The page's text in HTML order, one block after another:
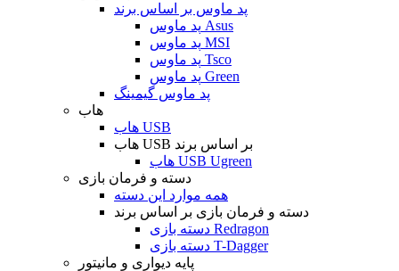
پد ماوس بر اساس برند
پد ماوس Asus
پد ماوس MSI
پد ماوس Tsco
پد ماوس Green
پد ماوس گیمینگ
هاب
هاب USB
هاب USB بر اساس برند
هاب USB Ugreen
دسته و فرمان بازی
همه موارد این دسته
دسته و فرمان بازی بر اساس برند
دسته بازی Redragon
دسته بازی T-Dagger
پایه دیواری و مانیتور